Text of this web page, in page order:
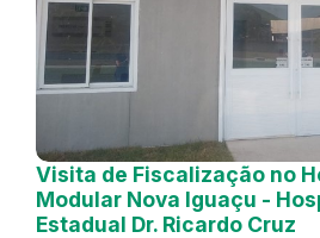
Visita de Fiscalização no
Modular Nova Iguaçu -
Estadual Dr. Ricardo Cruz